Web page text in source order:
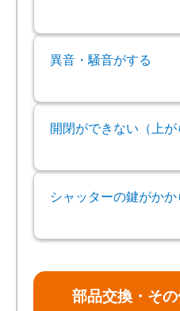
異音・騒音がする
開閉ができない（上が
シャッターの鍵がかか
部品交換・そ